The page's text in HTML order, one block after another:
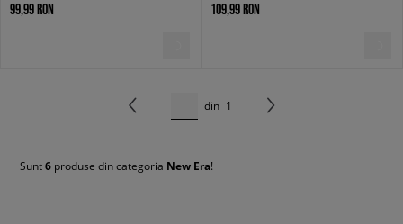
99,99 RON 109,99 RON
din 1
Sunt6 produse din categoria New Era!